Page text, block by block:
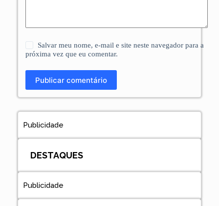
Salvar meu nome, e-mail e site neste navegador para a
próxima vez que eu comentar.
Publicar comentário
Publicidade
DESTAQUES
Publicidade